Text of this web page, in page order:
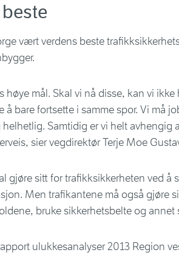
vært verdens beste
høye mål. Skal vi nå disse, kan vi
å bare fortsette i samme spor. Vi må
Samtidig er vi helt avhengig
sier vegdirektør Terje Moe
gjøre sitt for trafikksikkerheten ved å
Men trafikantene må også gjøre
bruke sikkerhetsbelte og